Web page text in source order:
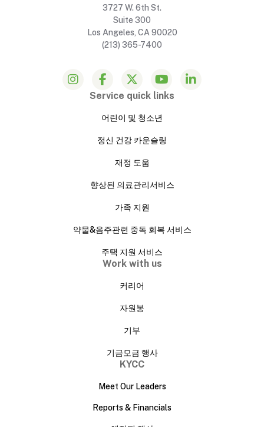
3727 W. 6th St.
Suite 300
Los Angeles, CA 90020
(213) 365-7400
Service quick links
어린이 및 청소년
정신 건강 카운슬링
재정 도움
향상된 의료관리서비스
가족 지원
약물&음주관련 중독 회복 서비스
주택 지원 서비스
Work with us
커리어
자원봉
기부
기금모금 행사
KYCC
Meet Our Leaders
Reports & Financials